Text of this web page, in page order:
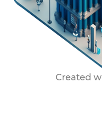
Created